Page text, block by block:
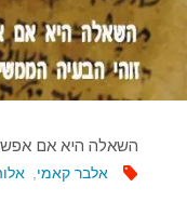
השאלה היא אם
אלבר קאמי,